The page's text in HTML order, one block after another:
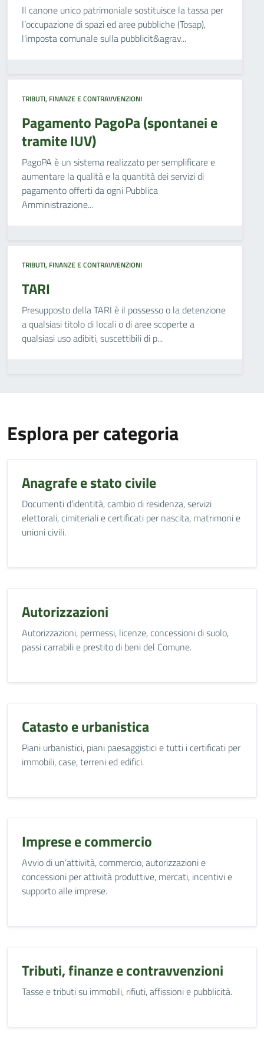
Il canone unico patrimoniale sostituisce la tassa per
l’occupazione di spazi ed aree pubbliche (Tosap),
l'imposta comunale sulla pubblicit&agrav...
TRIBUTI, FINANZE E CONTRAVVENZIONI
Pagamento PagoPa (spontanei e
tramite IUV)
PagoPA è un sistema realizzato per semplificare e
aumentare la qualità e la quantità dei servizi di
pagamento offerti da ogni Pubblica
Amministrazione...
TRIBUTI, FINANZE E CONTRAVVENZIONI
TARI
Presupposto della TARI è il possesso o la detenzione
a qualsiasi titolo di locali o di aree scoperte a
qualsiasi uso adibiti, suscettibili di p...
Esplora per categoria
Anagrafe e stato civile
Documenti d’identità, cambio di residenza, servizi
elettorali, cimiteriali e certificati per nascita, matrimoni e
unioni civili.
Autorizzazioni
Autorizzazioni, permessi, licenze, concessioni di suolo,
passi carrabili e prestito di beni del Comune.
Catasto e urbanistica
Piani urbanistici, piani paesaggistici e tutti i certificati per
immobili, case, terreni ed edifici.
Imprese e commercio
Avvio di un’attività, commercio, autorizzazioni e
concessioni per attività produttive, mercati, incentivi e
supporto alle imprese.
Tributi, finanze e contravvenzioni
Tasse e tributi su immobili, rifiuti, affissioni e pubblicità.